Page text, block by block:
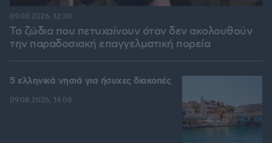
Τα ζώδια που πετυχαίνουν όταν δεν ακολουθούν
την παραδοσιακή επαγγελματική πορεία
09.08.2026, 12:30
5 ελληνικά νησιά για ήσυχες διακοπές
09.08.2026, 14:08